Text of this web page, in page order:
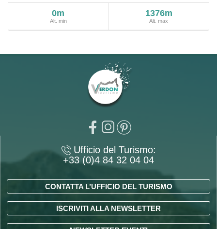
0m
Alt. min
1376m
Alt. max
Ufficio del Turismo:
+33 (0)4 84 32 04 04
CONTATTA L’UFFICIO DEL TURISMO
ISCRIVITI ALLA NEWSLETTER